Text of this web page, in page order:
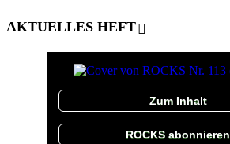
AKTUELLES HEFT
Zum Inhalt
ROCKS abonnieren